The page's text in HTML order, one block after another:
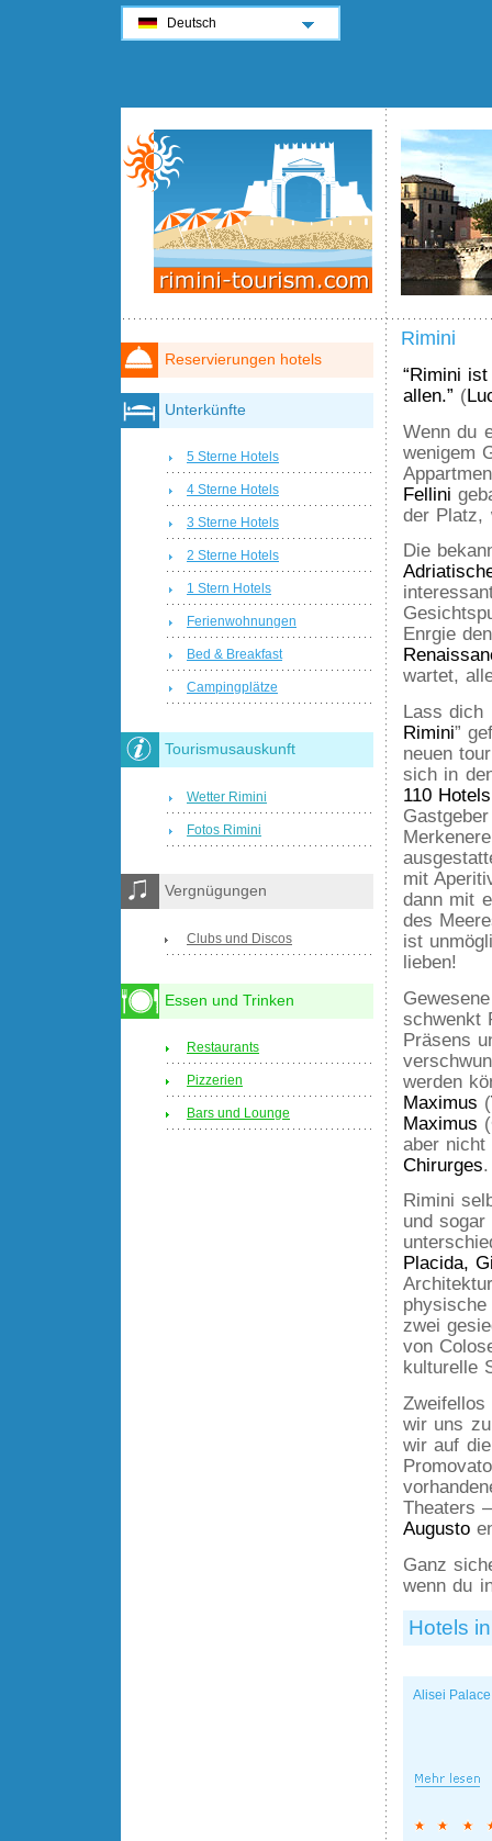
Rimini
“Rimini
allen.” (
Wenn du
wenigem
Fellini
der Platz,
Die
Enrgie
wartet,
Lass dich
Rimini”
neuen
sich in
110
mit
dann mit
des
ist
lieben!
schwenkt
Präsens
werden
Maximus (
Maximus (
aber
Chirurges.
Rimini
und
Placida,
zwei
von
kulturelle
wir uns
wir auf
Theaters
Augusto
Ganz
wenn du
Hotels
Alisei Palace
Reservierungen hotels
Unterkünfte
5 Sterne Hotels
4 Sterne Hotels
3 Sterne Hotels
2 Sterne Hotels
1 Stern Hotels
Ferienwohnungen
Bed & Breakfast
Campingplätze
Tourismusauskunft
Wetter Rimini
Fotos Rimini
Vergnügungen
Clubs und Discos
Essen und Trinken
Restaurants
Pizzerien
Bars und Lounge
Deutsch